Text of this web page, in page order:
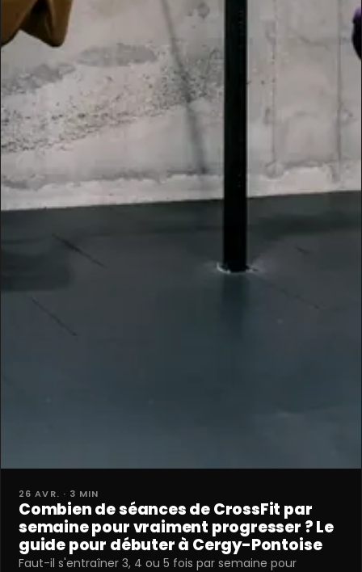
26 AVR. · 3 MIN
Combien de séances de CrossFit par
semaine pour vraiment progresser ? Le
guide pour débuter à Cergy-Pontoise
Faut-il s'entraîner 3, 4 ou 5 fois par semaine pour